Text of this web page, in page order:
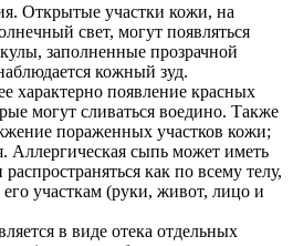
Открытые участки кожи, на
свет, могут появляться
заполненные прозрачной
кожный зуд.
характерно появление красных
могут сливаться воедино. Также
пораженных участков кожи;
сыпь может иметь
как по всему телу,
участкам (руки, живот, лицо и
в виде отека отдельных